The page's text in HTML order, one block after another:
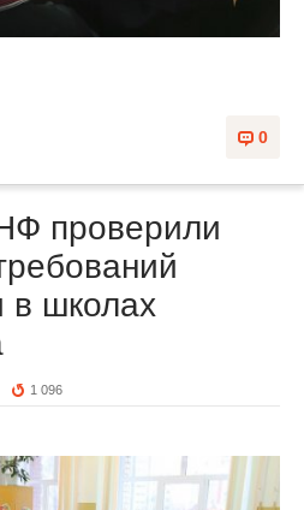
0
проверили
в школах
1 096